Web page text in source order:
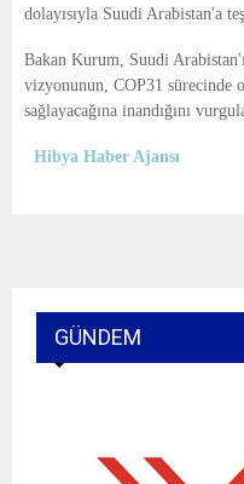
dolayısıyla Suudi Arabistan'a
Bakan Kurum, Suudi
vizyonunun, COP31 sürecinde
sağlayacağına inandığını
Hibya Haber Ajansı
GÜNDEM